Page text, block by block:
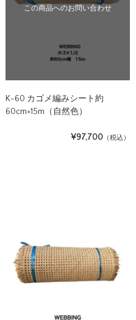
この商品へのお問い合わせ
K-60 カゴメ編みシート約
60cm×15m（自然色）
¥97,700 （税込）